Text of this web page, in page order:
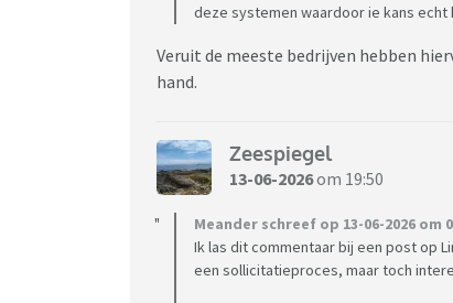
deze systemen waardoor ie kans echt
Veruit de meeste bedrijven hebben
hand.
Zeespiegel
13-06-2026om 19:50
Meander schreef op 13-06-2026 om
Ik las dit commentaar bij een post op
een sollicitatieproces, maar toch